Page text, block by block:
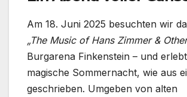
Am 18. Juni 2025 besuchten wir
„The Music of Hans Zimmer &
Burgarena Finkenstein – und
magische Sommernacht, wie aus
geschrieben. Umgeben von alten